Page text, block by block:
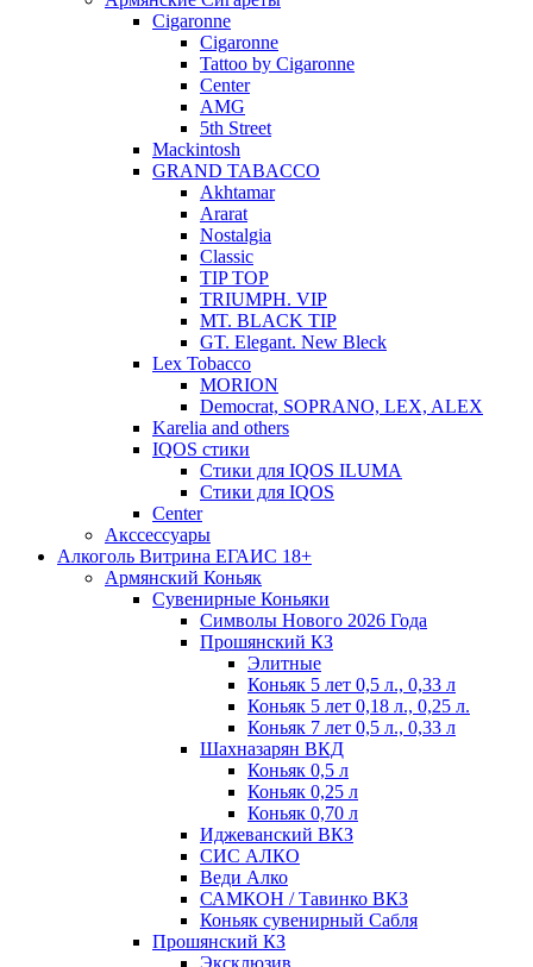
Cigaronne
Cigaronne
Tattoo by Cigaronne
Center
AMG
5th Street
Mackintosh
GRAND TABACCO
Akhtamar
Ararat
Nostalgia
Classic
TIP TOP
TRIUMPH. VIP
MT. BLACK TIP
GT. Elegant. New Bleck
Lex Tobacco
MORION
Democrat, SOPRANO, LEX, ALEX
Karelia and others
IQOS стики
Стики для IQOS ILUMA
Стики для IQOS
Сenter
Акссессуары
Алкоголь Витрина ЕГАИС 18+
Армянский Коньяк
Сувенирные Коньяки
Символы Нового 2026 Года
Прошянский КЗ
Элитные
Коньяк 5 лет 0,5 л., 0,33 л
Коньяк 5 лет 0,18 л., 0,25 л.
Коньяк 7 лет 0,5 л., 0,33 л
Шахназарян ВКД
Коньяк 0,5 л
Коньяк 0,25 л
Коньяк 0,70 л
Иджеванский ВКЗ
СИС АЛКО
Веди Алко
САМКОН / Тавинко ВКЗ
Коньяк сувенирный Сабля
Прошянский КЗ
Эксклюзив